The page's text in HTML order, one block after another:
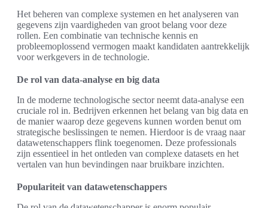
Het beheren van complexe systemen en het analyseren van
gegevens zijn vaardigheden van groot belang voor deze
rollen. Een combinatie van technische kennis en
probleemoplossend vermogen maakt kandidaten aantrekkelijk
voor werkgevers in de technologie.
De rol van data-analyse en big data
In de moderne technologische sector neemt data-analyse een
cruciale rol in. Bedrijven erkennen het belang van big data en
de manier waarop deze gegevens kunnen worden benut om
strategische beslissingen te nemen. Hierdoor is de vraag naar
datawetenschappers flink toegenomen. Deze professionals
zijn essentieel in het ontleden van complexe datasets en het
vertalen van hun bevindingen naar bruikbare inzichten.
Populariteit van datawetenschappers